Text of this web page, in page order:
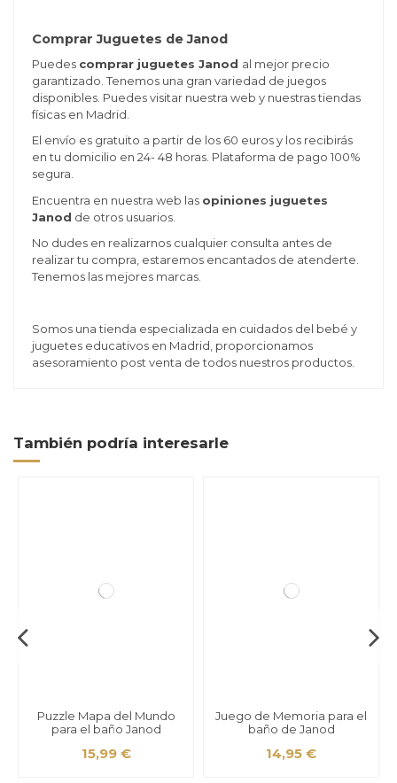
Comprar Juguetes de Janod
Puedes comprar juguetes Janod al mejor precio
garantizado. Tenemos una gran variedad de juegos
disponibles. Puedes visitar nuestra web y nuestras tiendas
físicas en Madrid.
El envío es gratuito a partir de los 60 euros y los recibirás
en tu domicilio en 24- 48 horas. Plataforma de pago 100%
segura.
Encuentra en nuestra web las opiniones juguetes
Janod de otros usuarios.
No dudes en realizarnos cualquier consulta antes de
realizar tu compra, estaremos encantados de atenderte.
Tenemos las mejores marcas.
Somos una tienda especializada en cuidados del bebé y
juguetes educativos en Madrid, proporcionamos
asesoramiento post venta de todos nuestros productos.
También podría interesarle
Puzzle Mapa del Mundo
para el baño Janod
15,99 €
Juego de Memoria para el
baño de Janod
14,95 €